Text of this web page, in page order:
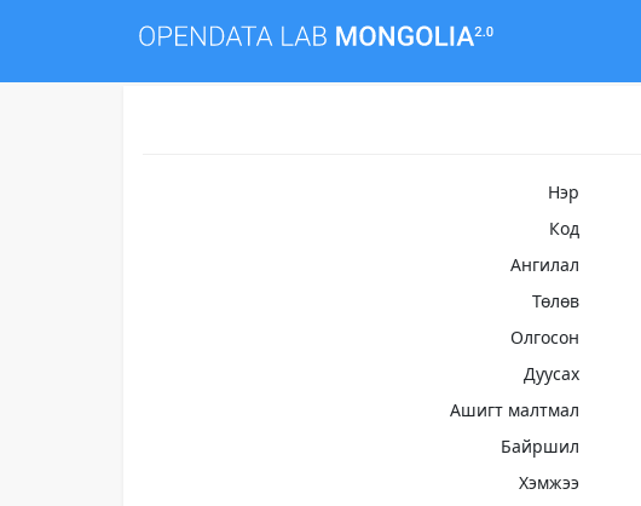
Нэр
Код
Ангилал
Төлөв
Олгосон
Дуусах
Ашигт малтмал
Байршил
Хэмжээ